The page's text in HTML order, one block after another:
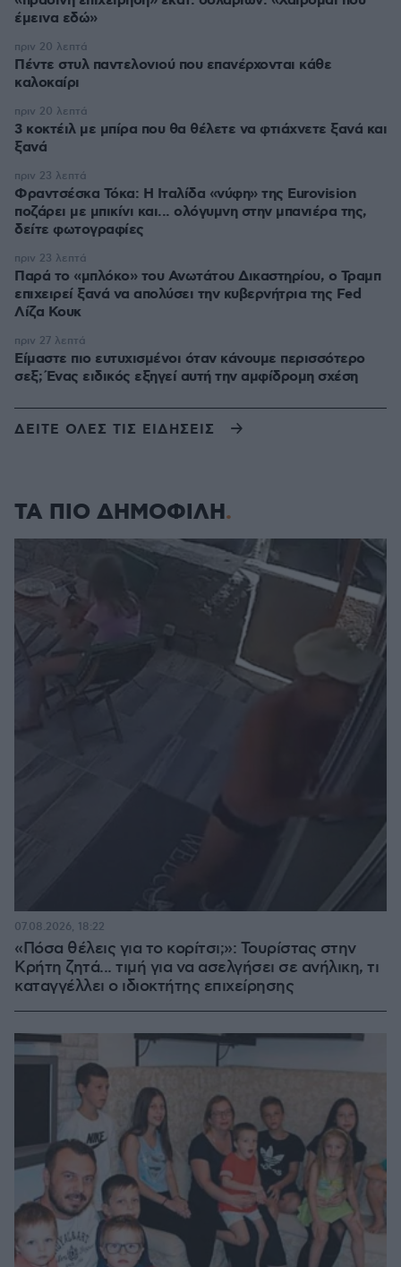
έμεινα εδώ»
Πέντε στυλ παντελονιού που επανέρχονται κάθε
καλοκαίρι
πριν 20 λεπτά
3 κοκτέιλ με μπίρα που θα θέλετε να φτιάχνετε ξανά και
ξανά
πριν 20 λεπτά
Φραντσέσκα Τόκα: Η Ιταλίδα «νύφη» της Eurovision
ποζάρει με μπικίνι και... ολόγυμνη στην μπανιέρα της,
δείτε φωτογραφίες
πριν 23 λεπτά
Παρά το «μπλόκο» του Ανωτάτου Δικαστηρίου, ο Τραμπ
επιχειρεί ξανά να απολύσει την κυβερνήτρια της Fed
Λίζα Κουκ
πριν 23 λεπτά
Είμαστε πιο ευτυχισμένοι όταν κάνουμε περισσότερο
σεξ; Ένας ειδικός εξηγεί αυτή την αμφίδρομη σχέση
πριν 27 λεπτά
ΔΕΙΤΕ ΟΛΕΣ ΤΙΣ ΕΙΔΗΣΕΙΣ
ΤΑ ΠΙΟ ΔΗΜΟΦΙΛΗ
«Πόσα θέλεις για το κορίτσι;»: Τουρίστας στην
Κρήτη ζητά... τιμή για να ασελγήσει σε ανήλικη, τι
καταγγέλλει ο ιδιοκτήτης επιχείρησης
07.08.2026, 18:22